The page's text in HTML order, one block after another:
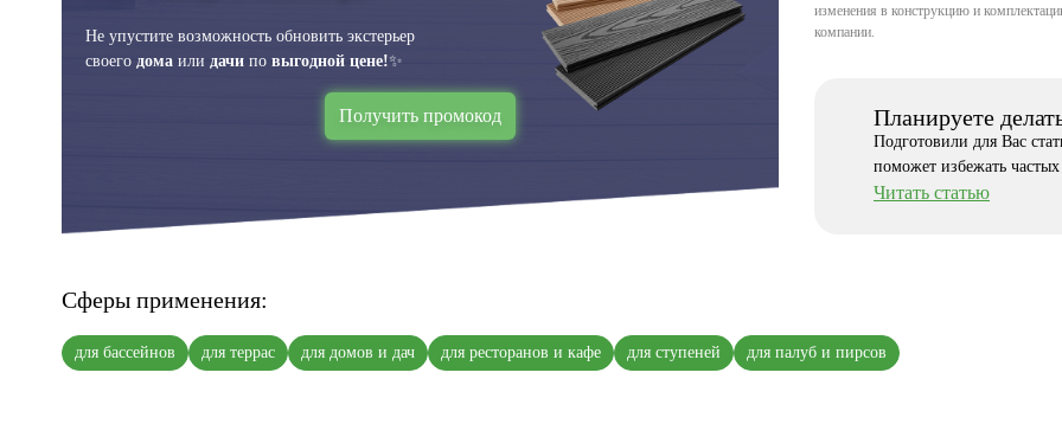
Не упустите возможность обновить экстерьер
своего дома или дачи по выгодной цене!✨
Получить промокод
изменения в конструкцию и
компании.
Планируете
Подготовили для Вас
поможет избежать
Читать статью
Сферы применения:
для бассейнов для террас для домов и дач для ресторанов и кафе для ступеней для палуб и пирсов